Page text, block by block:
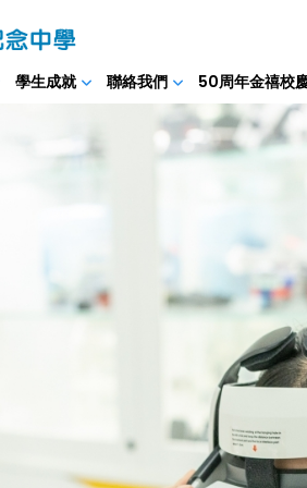
學生成就 聯絡我們 50周年金禧校